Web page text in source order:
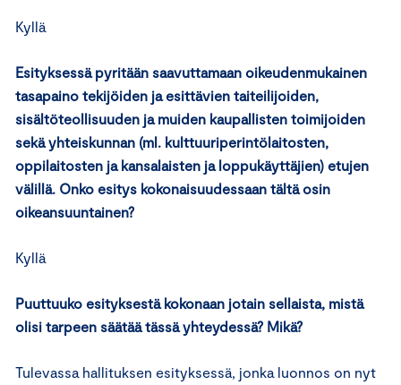
Kyllä
Esityksessä pyritään saavuttamaan oikeudenmukainen
tasapaino tekijöiden ja esittävien taiteilijoiden,
sisältöteollisuuden ja muiden kaupallisten toimijoiden
sekä yhteiskunnan (ml. kulttuuriperintölaitosten,
oppilaitosten ja kansalaisten ja loppukäyttäjien) etujen
välillä. Onko esitys kokonaisuudessaan tältä osin
oikeansuuntainen?
Kyllä
Puuttuuko esityksestä kokonaan jotain sellaista, mistä
olisi tarpeen säätää tässä yhteydessä? Mikä?
Tulevassa hallituksen esityksessä, jonka luonnos on nyt